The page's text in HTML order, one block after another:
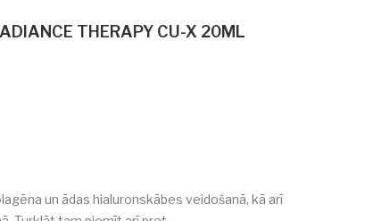
THERAPY CU-X 20ML
un ādas hialuronskābes veidošanā, kā arī